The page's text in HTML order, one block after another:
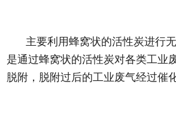
主要利用蜂窝状的活性炭进行
是通过蜂窝状的活性炭对各类工业
脱附，脱附过后的工业废气经过催